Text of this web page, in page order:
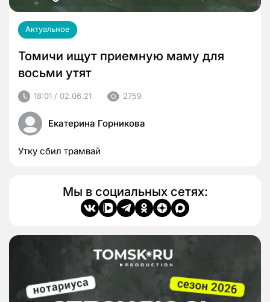
Актуальное
Томичи ищут приемную маму для
восьми утят
18:01 / 02.06.21 2759
Екатерина Горникова
Утку сбил трамвай
Мы в социальных сетях: